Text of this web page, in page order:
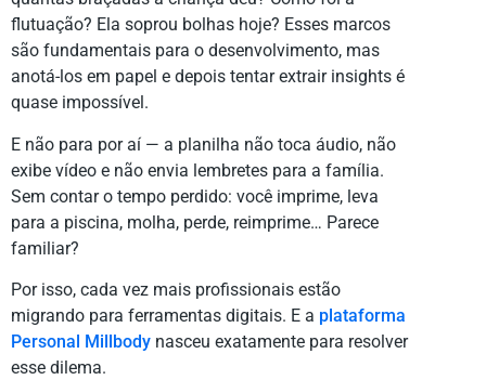
flutuação? Ela soprou bolhas hoje? Esses marcos
são fundamentais para o desenvolvimento, mas
anotá-los em papel e depois tentar extrair insights é
quase impossível.
E não para por aí — a planilha não toca áudio, não
exibe vídeo e não envia lembretes para a família.
Sem contar o tempo perdido: você imprime, leva
para a piscina, molha, perde, reimprime… Parece
familiar?
Por isso, cada vez mais profissionais estão
migrando para ferramentas digitais. E a plataforma
Personal Millbody nasceu exatamente para resolver
esse dilema.